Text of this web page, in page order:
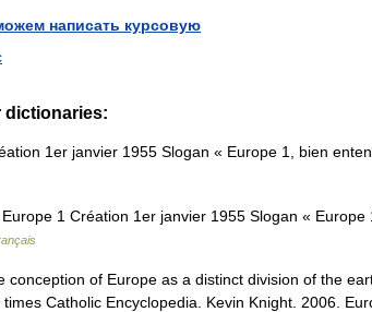
написать курсовую
dictionaries:
1er janvier 1955 Slogan « Europe 1, bien
1 Création 1er janvier 1955 Slogan «
conception of Europe as a distinct division of the
times Catholic Encyclopedia. Kevin Knight.